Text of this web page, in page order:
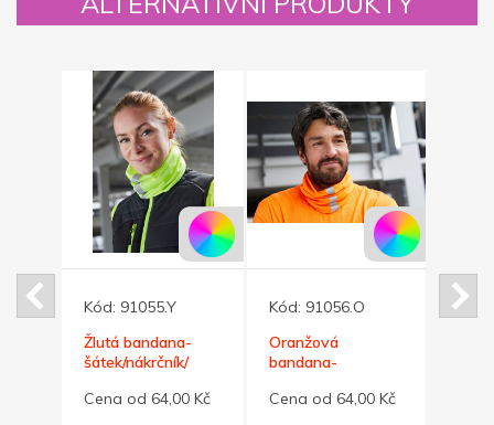
Kód: 91055.Y
Žlutá bandana-
šátek/nákrčník/
pruhem
Cena od 64,00 Kč
Kód: 91056.O
Oranžová
bandana-
čepice s
Cena od 64,00 Kč
Kód: